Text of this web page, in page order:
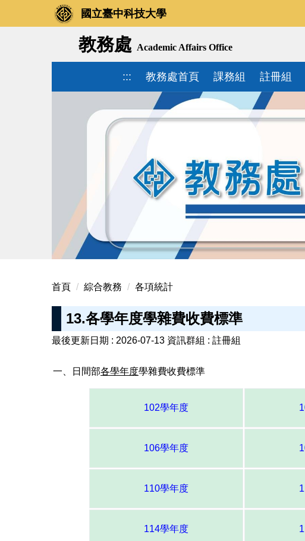
國立臺中科技大學
教務處 Academic Affairs Office
::: 教務處首頁 課務組 註冊組
首頁 綜合教務 各項統計
13.各學年度學雜費收費標準
最後更新日期 : 2026-07-13 資訊群組 : 註冊組
一、日間部各學年度學雜費收費標準
102學年度
106學年度
110學年度
114學年度